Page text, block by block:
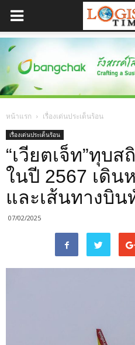
หน้าแรก เรื่องเด่นประเด็นร้อน
เรื่องเด่นประเด็นร้อน
“เวียตเจ็ท”ทุบ
ในปี 2567 เดิน
และเส้นทางบิน
07/02/2025